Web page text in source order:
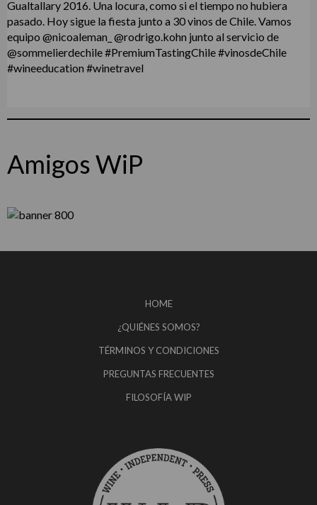
Amigos WiP
HOME
¿QUIÉNES SOMOS?
TÉRMINOS Y CONDICIONES
PREGUNTAS FRECUENTES
FILOSOFÍA WIP